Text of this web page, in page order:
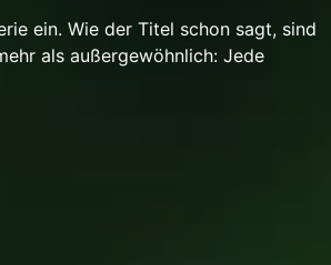
ein. Wie der Titel schon sagt, sind
als außergewöhnlich: Jede